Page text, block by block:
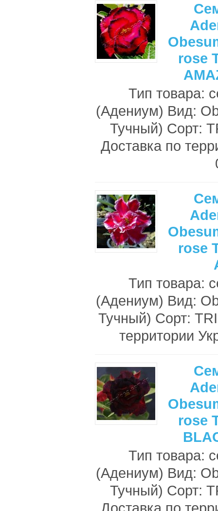
rose
Тип товара:
(Адениум) Вид:
Тучный) Сорт:
Доставка по
rose
Тип товара:
(Адениум) Вид:
Тучный) Сорт:
территории
rose
Тип товара:
(Адениум) Вид:
Тучный) Сорт: